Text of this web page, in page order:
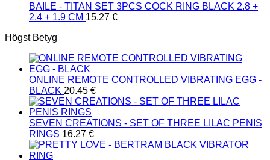
BAILE - TITAN SET 3PCS COCK RING BLACK 2.8 +
2.4 + 1.9 CM 15.27 €
Högst Betyg
ONLINE REMOTE CONTROLLED VIBRATING EGG -
BLACK 20.45 €
SEVEN CREATIONS - SET OF THREE LILAC PENIS
RINGS 16.27 €